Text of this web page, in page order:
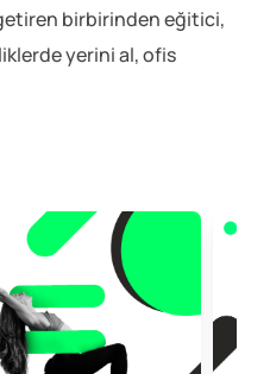
birbirinden eğitici,
yerini al, ofis